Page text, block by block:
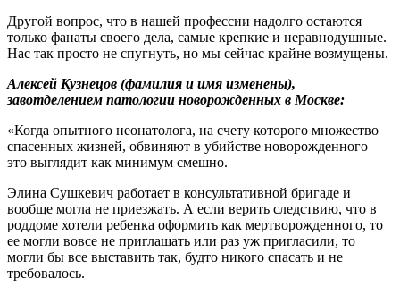
Другой вопрос, что в нашей профессии надолго остаются
только фанаты своего дела, самые крепкие и неравнодушные.
Нас так просто не спугнуть, но мы сейчас крайне возмущены.
Алексей Кузнецов (фамилия и имя изменены),
завотделением патологии новорожденных в Москве:
«Когда опытного неонатолога, на счету которого множество
спасенных жизней, обвиняют в убийстве новорожденного —
это выглядит как минимум смешно.
Элина Сушкевич работает в консультативной бригаде и
вообще могла не приезжать. А если верить следствию, что в
роддоме хотели ребенка оформить как мертворожденного, то
ее могли вовсе не приглашать или раз уж пригласили, то
могли бы все выставить так, будто никого спасать и не
требовалось.